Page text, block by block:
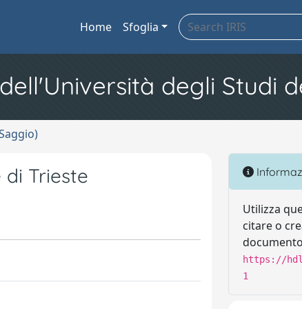
Home Sfoglia
degli Studi
Trieste
Utilizza
citare o
https://
1